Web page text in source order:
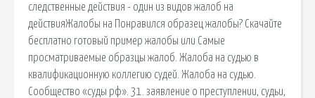
следственные действия - один из видов жалоб на
действияЖалобы на Понравился образец жалобы? Скачайте
бесплатно готовый пример жалобы или Самые
просматриваемые образцы жалоб. Жалоба на судью в
квалификационную коллегию судей. Жалоба на судью.
Сообщество «суды рф». 31. заявление о преступлении, судьи,